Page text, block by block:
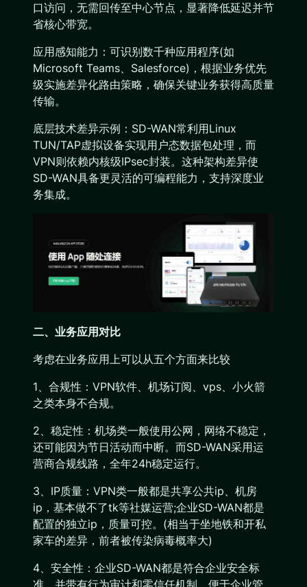
口访问，无需回传至中心节点，显著降低延迟并节
省核心带宽。
应用感知能力：可识别数千种应用程序(如
Microsoft Teams、Salesforce)，根据业务优先
级实施差异化路由策略，确保关键业务获得高质量
传输。
底层技术差异示例：SD-WAN常利用Linux
TUN/TAP虚拟设备实现用户态数据包处理，而
VPN则依赖内核级IPsec封装。这种架构差异使
SD-WAN具备更灵活的可编程能力，支持深度业
务集成。
二、业务应用对比
考虑在业务应用上可以从五个方面来比较
1、合规性：VPN软件、机场订阅、vps、小火箭
之类本身不合规。
2、稳定性：机场类一般使用公网，网络不稳定，
还可能因为节日活动而中断。而SD-WAN采用运
营商合规线路，全年24h稳定运行。
3、IP质量：VPN类一般都是共享公共ip、机房
ip，基本做不了tk等社媒运营;企业SD-WAN都是
配置的独立ip，质量可控。(相当于坐地铁和开私
家车的差异，前者被传染病毒概率大)
4、安全性：企业SD-WAN都是符合企业安全标